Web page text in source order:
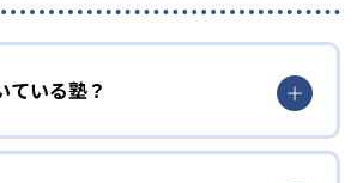
ている塾？